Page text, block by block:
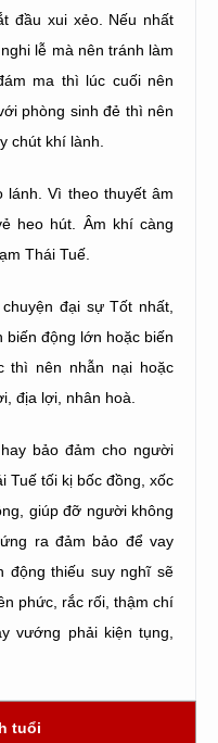
đầu xui xẻo. Nếu nhất
lễ mà nên tránh làm
ma thì lúc cuối nên
phòng sinh đẻ thì nên
chút khí lành.
lánh. Vì theo thuyết âm
heo hút. Âm khí càng
Thái Tuế.
đại sự Tốt nhất,
biến động lớn hoặc biến
thì nên nhẫn nại hoặc
địa lợi, nhân hoà.
bảo đảm cho người
Tuế tối kị bốc đồng, xốc
giúp đỡ người không
ra đảm bảo để vay
động thiếu suy nghĩ sẽ
phức, rắc rối, thậm chí
vướng phải kiện tụng,
tuổi